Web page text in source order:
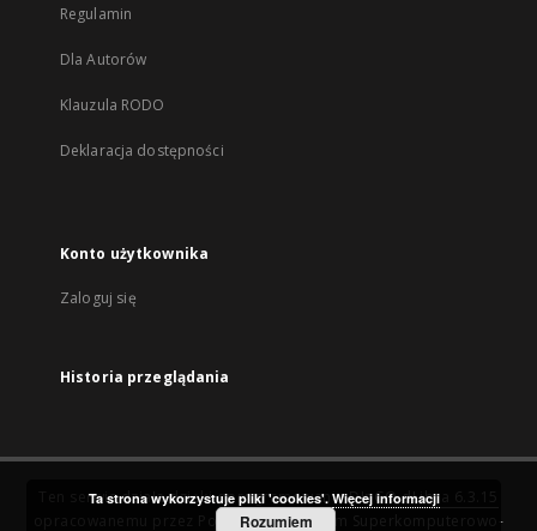
Regulamin
Dla Autorów
Klauzula RODO
Deklaracja dostępności
Konto użytkownika
Zaloguj się
Historia przeglądania
Ten serwis działa dzięki oprogramowaniuDInGO dLibra 6.3.15
Poznańskie Centrum Superkomputerowo-
Ta strona wykorzystuje pliki 'cookies'. Więcej informacji
Rozumiem